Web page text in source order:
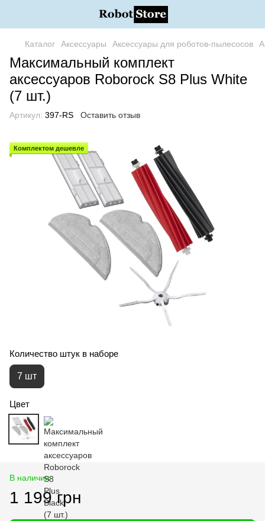
Каталог Аксессуары Аксессуары для роботов-пылесосов
Максимальный комплект
аксессуаров Roborock S8 Plus White
(7 шт.)
Артикул: 397-RS Оставить отзыв
Комплектом дешевле
Количество штук в наборе
7 шт
Цвет
В наличии
1 199 грн